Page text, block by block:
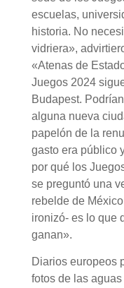
escuelas,
historia. No
vidriera»,
«Atenas de
Juegos 2024
Budapest.
alguna nueva
papelón de la
gasto era público
por qué los
se preguntó una
rebelde de
ironizó- es lo que
ganan».
Diarios europeos
fotos de las